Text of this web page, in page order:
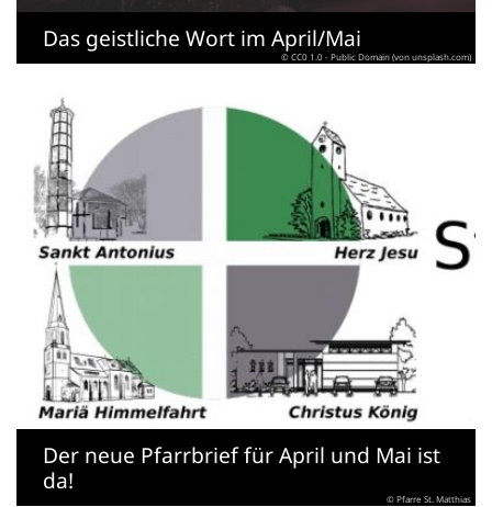
Das geistliche Wort im April/Mai
© CC0 1.0 - Public Domain (von unsplash.com)
Der neue Pfarrbrief für April und Mai ist
da!
© Pfarre St. Matthias